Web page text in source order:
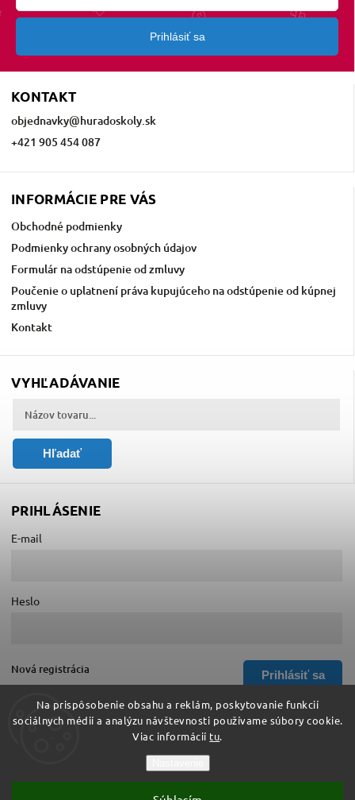
Na prispôsobenie obsahu a reklám, poskytovanie funkcií
sociálnych médií a analýzu návštevnosti používame súbory cookie.
Viac informácií tu.
KONTAKT
objednavky@huradoskoly.sk
+421 905 454 087
INFORMÁCIE PRE VÁS
Obchodné podmienky
Podmienky ochrany osobných údajov
Formulár na odstúpenie od zmluvy
Poučenie o uplatnení práva kupujúceho na odstúpenie od kúpnej
zmluvy
Kontakt
Prihlásiť sa
VYHĽADÁVANIE
Hľadať
PRIHLÁSENIE
E-mail
Heslo
Prihlásiť sa
Nová registrácia
Hurá do školy. Všetky práva vyhradené.
Upraviť nastavenie cookies